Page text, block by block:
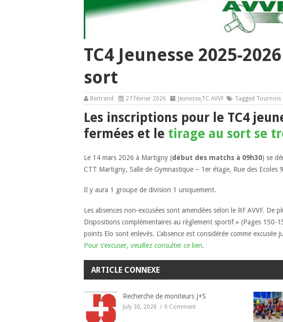
TC4 Jeunesse 2025-
sort
Bertrand 27 février 2026 Jeunesse,TC AVVF Tagged Tournois
Les inscriptions pour le TC4
fermées et le tirage au sort se
Le 14 mars 2026 à Martigny (début des matchs à 09h30) se
CTT Martigny, Salle de Gymnastique – 1er étage, Rue des Ecoles
Il y aura 1 groupe de division 1 uniquement.
Les absences non-excusées sont amendées selon le RF AVVF. De
Dispositions complémentaires au règlement sportif » (Pages 150-
points Elo sont enlevés. L’absence est considérée comme excusée
Pour s’excuser, veuillez consulter ce lien.
ARTICLE CONNEXE
Recherche de moniteurs J+S
July 30, 2026 0 Comment